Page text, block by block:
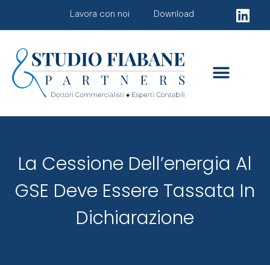
Lavora con noi Download
La Cessione Dell’energia Al
GSE Deve Essere Tassata In
Dichiarazione